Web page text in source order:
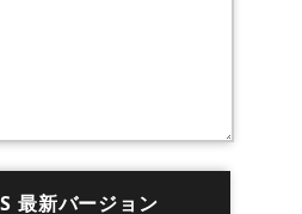
最新バージョン